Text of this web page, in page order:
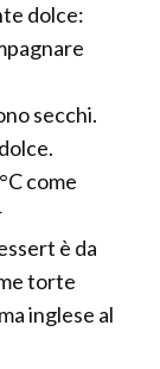
dolce:
secchi.
come
è da
torte
inglese al